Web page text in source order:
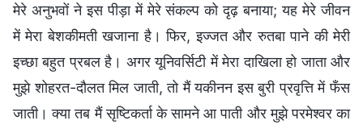
मेरे अनुभवों ने इस पीड़ा में मेरे संकल्प को दृढ़ बनाया; यह मेरे जीवन
में मेरा बेशकीमती खजाना है। फिर, इज्जत और रुतबा पाने की मेरी
इच्छा बहुत प्रबल है। अगर यूनिवर्सिटी में मेरा दाखिला हो जाता और
मुझे शोहरत-दौलत मिल जाती, तो मैं यकीनन इस बुरी प्रवृत्ति में फँस
जाती। क्या तब मैं सृष्टिकर्ता के सामने आ पाती और मुझे परमेश्वर का